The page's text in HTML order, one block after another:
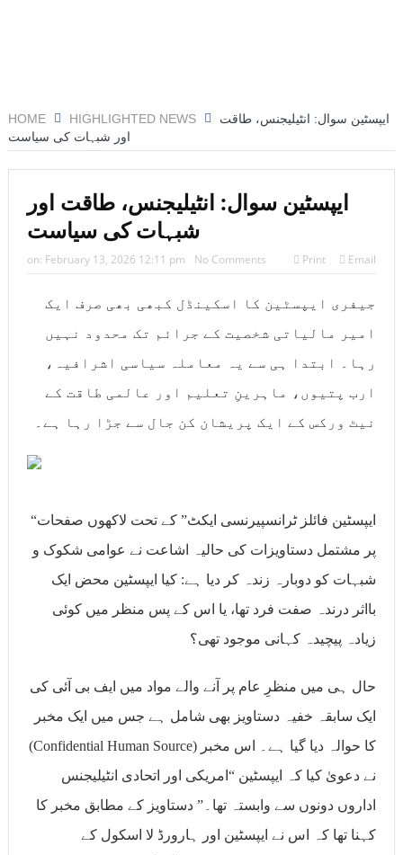
HOME HIGHLIGHTED NEWS
ایپسٹین سوال: انٹیلیجنس، طاقت
اور شبہات کی سیاست
ایپسٹین سوال: انٹیلیجنس، طاقت اور
شبہات کی سیاست
on: February 13, 2026 12:11 pm No Comments Print Email
جیفری ایپسٹین کا اسکینڈل کبھی بھی صرف ایک
امیر مالیاتی شخصیت کے جرائم تک محدود نہیں
رہا۔ ابتدا ہی سے یہ معاملہ سیاسی اشرافیہ،
ارب پتیوں، ماہرینِ تعلیم اور عالمی طاقت کے
نیٹ ورکس کے ایک پریشان کن جال سے جڑا رہا ہے۔
“ایپسٹین فائلز ٹرانسپیرنسی ایکٹ” کے تحت لاکھوں صفحات
پر مشتمل دستاویزات کی حالیہ اشاعت نے عوامی شکوک و
شبہات کو دوبارہ زندہ کر دیا ہے: کیا ایپسٹین محض ایک
بااثر درندہ صفت فرد تھا، یا اس کے پس منظر میں کوئی
زیادہ پیچیدہ کہانی موجود تھی؟
حال ہی میں منظرِ عام پر آنے والے مواد میں ایف بی آئی کی
ایک سابقہ خفیہ دستاویز بھی شامل ہے جس میں ایک مخبر
(Confidential Human Source) کا حوالہ دیا گیا ہے۔ اس مخبر
نے دعویٰ کیا کہ ایپسٹین “امریکی اور اتحادی انٹیلیجنس
اداروں دونوں سے وابستہ تھا۔” دستاویز کے مطابق مخبر کا
کہنا تھا کہ اس نے ایپسٹین اور ہارورڈ لا اسکول کے